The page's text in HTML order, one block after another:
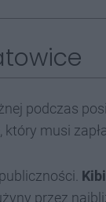
podczas
musi
przez